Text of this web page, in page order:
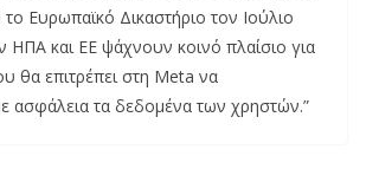
Ευρωπαϊκό Δικαστήριο τον Ιούλιο
ΗΠΑ και ΕΕ ψάχνουν κοινό πλαίσιο για
θα επιτρέπει στη Meta να
ασφάλεια τα δεδομένα των χρηστών.”